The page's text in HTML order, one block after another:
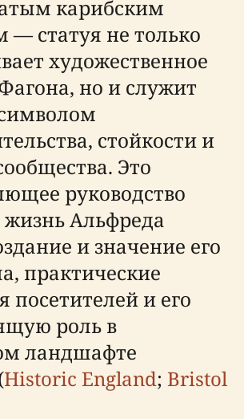
карибским
— статуя не только
художественное
но и служит
стойкости и
Это
руководство
жизнь Альфреда
и значение его
практические
посетителей и его
роль в
ландшафте
Historic England; Bristol